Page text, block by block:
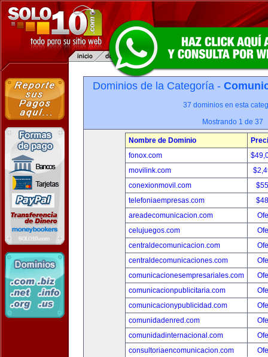
Dominios de la Categoría -
37 dominios en esta
Mostrando 1 de 37
Nombre de Dominio
fonox.com
movilink.com
conexionmovil.com
telefoniaempresas.com
areadecomunicacion.com
celujuegos.com
centraldecomunicacion.com
centraldecomunicaciones.com
comunicacionesempresariales.com
comunicacionpublicitaria.com
comunicacionypublicidad.com
comunidadenred.com
comunidadinternacional.com
consultoriaencomunicacion.com